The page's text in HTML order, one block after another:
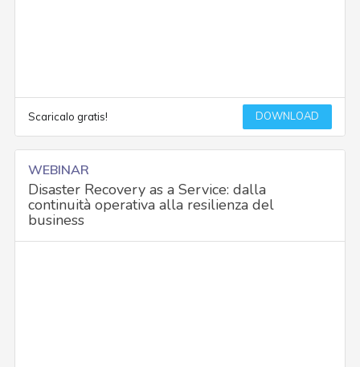
Scaricalo gratis! DOWNLOAD
WEBINAR
Disaster Recovery as a Service: dalla
continuità operativa alla resilienza del
business